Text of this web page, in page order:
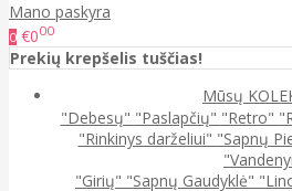
Mano paskyra
0 €000
Prekių krepšelis tuščias!
Mūsų
"Debesų" "Paslapčių" "Retro"
"Rinkinys darželiui" "Sapnų
"Girių" "Sapnų Gaudyklė"